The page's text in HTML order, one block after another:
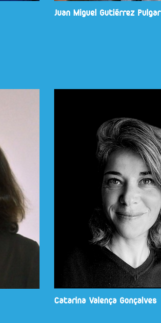
Juan Miguel Gutiérrez Pulgar
Catarina Valença Gonçalves